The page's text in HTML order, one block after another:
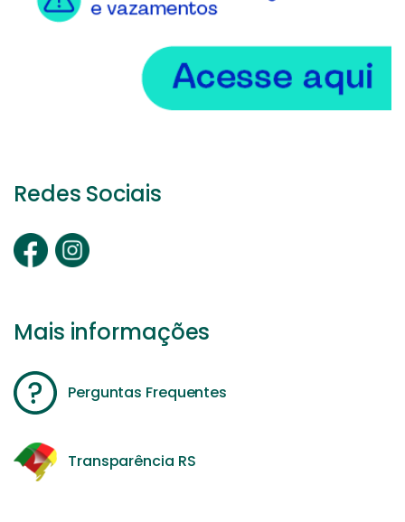
Redes Sociais
Mais informações
Perguntas Frequentes
Transparência RS